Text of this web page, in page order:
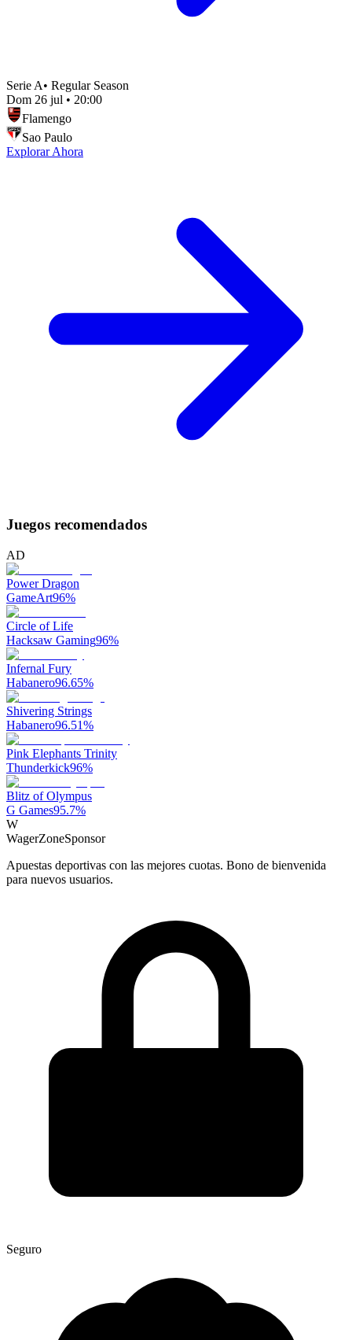
Serie A• Regular Season
Dom 26 jul • 20:00
Flamengo
Sao Paulo
Explorar Ahora
Juegos recomendados
AD
Power Dragon
GameArt96%
Circle of Life
Hacksaw Gaming96%
Infernal Fury
Habanero96.65%
Shivering Strings
Habanero96.51%
Pink Elephants Trinity
Thunderkick96%
Blitz of Olympus
G Games95.7%
W
WagerZoneSponsor
Apuestas deportivas con las mejores cuotas. Bono de bienvenida
para nuevos usuarios.
Seguro